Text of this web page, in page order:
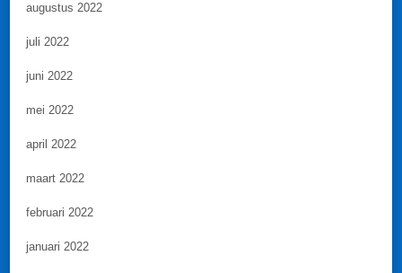
augustus 2022
juli 2022
juni 2022
mei 2022
april 2022
maart 2022
februari 2022
januari 2022